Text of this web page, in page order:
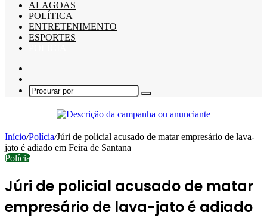
ALAGOAS
POLÍTICA
ENTRETENIMENTO
ESPORTES
skin
Procurar
Início/Polícia/Júri de policial acusado de matar empresário de lava-
jato é adiado em Feira de Santana
Polícia
Júri de policial acusado de matar
empresário de lava-jato é adiado